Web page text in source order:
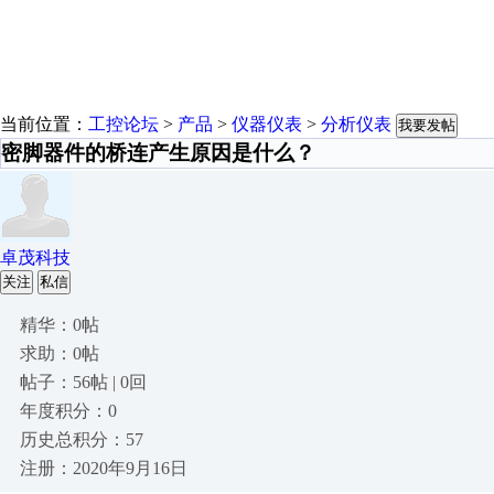
当前位置： 工控论坛 > 产品 > 仪器仪表 > 分析仪表 我要发帖
密脚器件的桥连产生原因是什么？
卓茂科技
关注 私信
精华：0帖
求助：0帖
帖子：56帖 | 0回
年度积分：0
历史总积分：57
注册：2020年9月16日